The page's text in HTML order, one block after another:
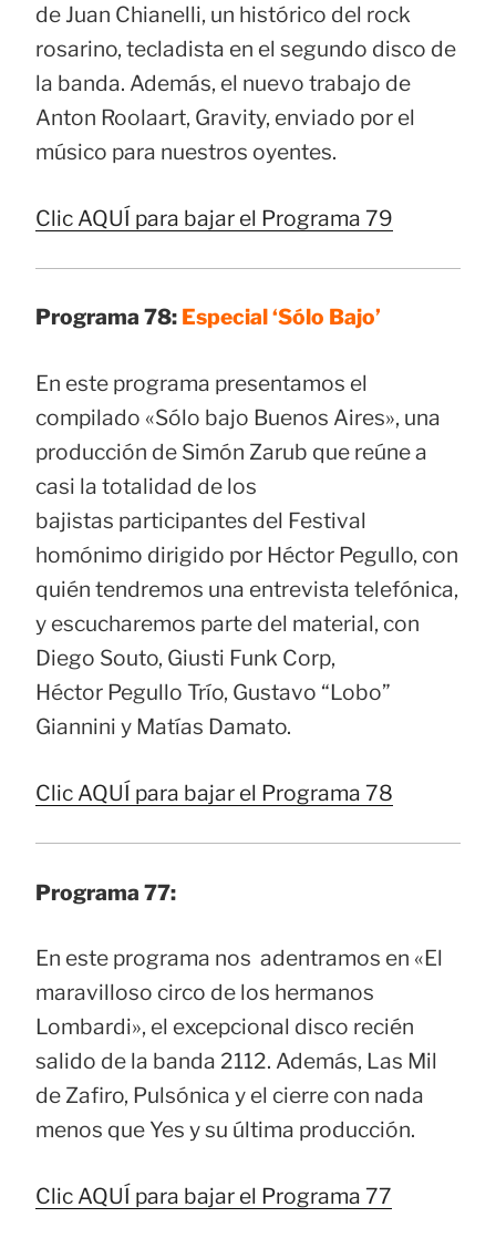
de Juan Chianelli, un histórico del rock
rosarino, tecladista en el segundo disco de
la banda. Además, el nuevo trabajo de
Anton Roolaart, Gravity, enviado por el
músico para nuestros oyentes.
Clic AQUÍ para bajar el Programa 79
Programa 78: Especial ‘Sólo Bajo’
En este programa presentamos el
compilado «Sólo bajo Buenos Aires», una
producción de Simón Zarub que reúne a
casi la totalidad de los
bajistas participantes del Festival
homónimo dirigido por Héctor Pegullo, con
quién tendremos una entrevista telefónica,
y escucharemos parte del material, con
Diego Souto, Giusti Funk Corp,
Héctor Pegullo Trío, Gustavo “Lobo”
Giannini y Matías Damato.
Clic AQUÍ para bajar el Programa 78
Programa 77:
En este programa nos adentramos en «El
maravilloso circo de los hermanos
Lombardi», el excepcional disco recién
salido de la banda 2112. Además, Las Mil
de Zafiro, Pulsónica y el cierre con nada
menos que Yes y su última producción.
Clic AQUÍ para bajar el Programa 77